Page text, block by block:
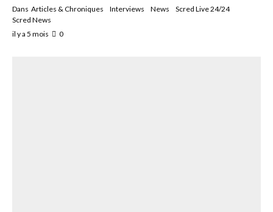
Dans Articles & Chroniques Interviews News
Scred Live 24/24
Scred News
il y a 5 mois
0